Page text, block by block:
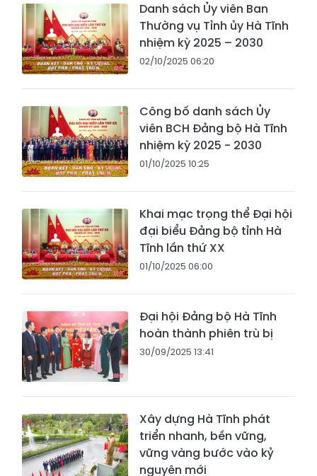
Danh sách Ủy viên Ban
Thường vụ Tỉnh ủy Hà Tĩnh
nhiệm kỳ 2025 – 2030
02/10/2025 06:20
Công bố danh sách Ủy
viên BCH Đảng bộ Hà Tĩnh
nhiệm kỳ 2025 - 2030
01/10/2025 10:25
Khai mạc trọng thể Đại hội
đại biểu Đảng bộ tỉnh Hà
Tĩnh lần thứ XX
01/10/2025 06:00
Đại hội Đảng bộ Hà Tĩnh
hoàn thành phiên trù bị
30/09/2025 13:41
Xây dựng Hà Tĩnh phát
triển nhanh, bền vững,
vững vàng bước vào kỷ
nguyên mới